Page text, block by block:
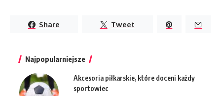
Share Tweet
Najpopularniejsze
Akcesoria piłkarskie, które doceni każdy
sportowiec